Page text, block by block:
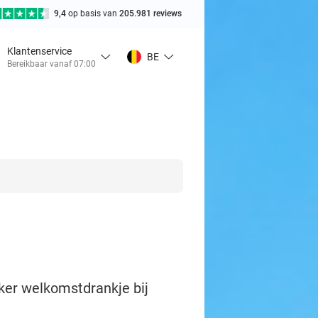
9,4 op basis van 205.981 reviews
Klantenservice
Bereikbaar vanaf 07:00
BE
welkomstdrankje bij